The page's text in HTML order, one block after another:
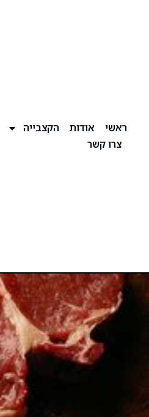
ראשי אודות הקצבייה
צרו קשר